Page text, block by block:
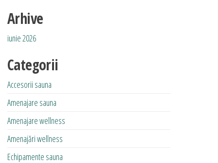
Arhive
iunie 2026
Categorii
Accesorii sauna
Amenajare sauna
Amenajare wellness
Amenajări wellness
Echipamente sauna